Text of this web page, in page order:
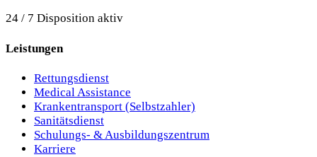
24 / 7 Disposition aktiv
Leistungen
Rettungsdienst
Medical Assistance
Krankentransport (Selbstzahler)
Sanitätsdienst
Schulungs- & Ausbildungszentrum
Karriere